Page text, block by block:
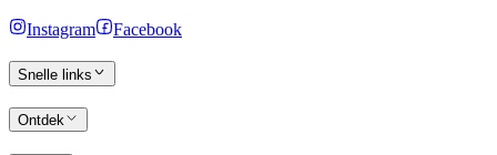
Instagram Facebook
Snelle links
Ontdek